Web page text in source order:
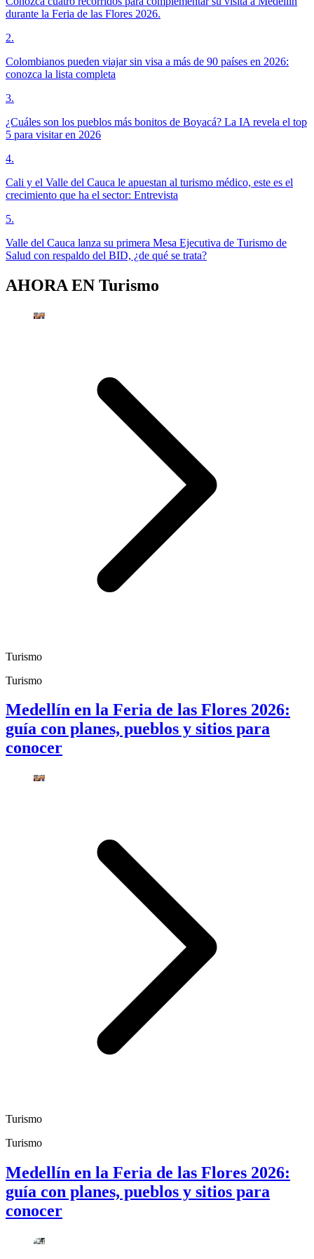
durante la Feria de las Flores 2026.
2.
Colombianos pueden viajar sin visa a más de 90 países en 2026:
conozca la lista completa
3.
¿Cuáles son los pueblos más bonitos de Boyacá? La IA revela el top
5 para visitar en 2026
4.
Cali y el Valle del Cauca le apuestan al turismo médico, este es el
crecimiento que ha el sector: Entrevista
5.
Valle del Cauca lanza su primera Mesa Ejecutiva de Turismo de
Salud con respaldo del BID, ¿de qué se trata?
AHORA EN Turismo
Turismo
Turismo
Medellín en la Feria de las Flores 2026:
guía con planes, pueblos y sitios para
conocer
Turismo
Turismo
Medellín en la Feria de las Flores 2026:
guía con planes, pueblos y sitios para
conocer